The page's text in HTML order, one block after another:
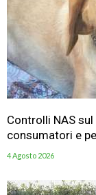
Controlli NAS
consumatori e
4 Agosto 2026